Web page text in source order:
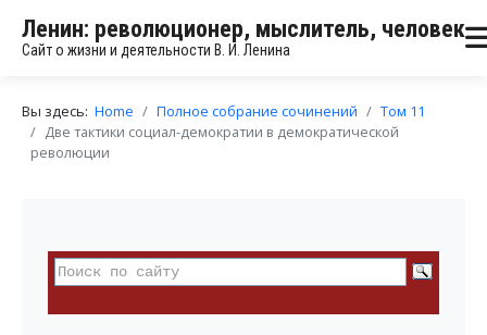
Ленин: революционер, мыслитель, человек
Сайт о жизни и деятельности В. И. Ленина
Вы здесь: Home Полное собрание сочинений
Том 11
Две тактики социал-демократии в демократической
революции